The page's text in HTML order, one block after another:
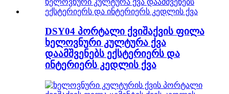
DSY04 პორტალი ქვიშაქვის ფილა
ხელოვნური კულტურა ქვა
დაამშვენებს ექსტერიერს და
ინტერიერს კედლის ქვა